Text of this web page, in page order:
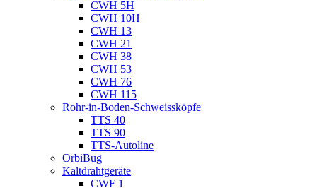
CWH 5H
CWH 10H
CWH 13
CWH 21
CWH 38
CWH 53
CWH 76
CWH 115
Rohr-in-Boden-Schweissköpfe
TTS 40
TTS 90
TTS-Autoline
OrbiBug
Kaltdrahtgeräte
CWF 1